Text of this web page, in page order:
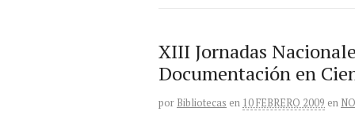
XIII Jornadas
Documentación en
por Bibliotecas en 10 FEBRERO 2009 en